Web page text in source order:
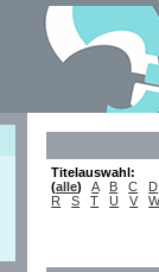
Titelauswahl:
(alle) A B C D
R
S T U V